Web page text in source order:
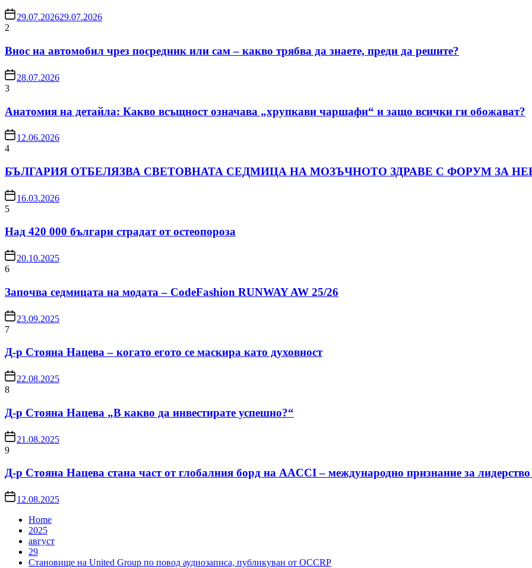
29.07.202629.07.2026
2
Внос на автомобил чрез посредник или сам – какво трябва да знаете, преди да решите?
28.07.2026
3
Анатомия на детайла: Какво всъщност означава „хрупкави чаршафи“ и защо всички ги обожават?
12.06.2026
4
БЪЛГАРИЯ ОТБЕЛЯЗВА СВЕТОВНАТА СЕДМИЦА НА МОЗЪЧНОТО ЗДРАВЕ С ФОРУМ ЗА
16.03.2026
5
Над 420 000 българи страдат от остеопороза
20.10.2025
6
Започва седмицата на модата – CodeFashion RUNWAY AW 25/26
23.09.2025
7
Д-р Стояна Нацева – когато егото се маскира като духовност
22.08.2025
8
Д-р Стояна Нацева „В какво да инвестирате успешно?“
21.08.2025
9
Д-р Стояна Нацева стана част от глобалния борд на AACCI – международно признание за
12.08.2025
Home
2025
август
29
Становище на United Group по повод аудиозаписа, публикуван от OCCRP